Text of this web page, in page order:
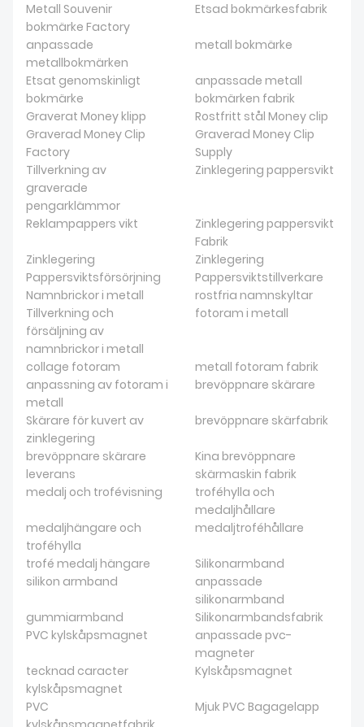
Metall Souvenir
bokmärke Factory
Etsad bokmärkesfabrik
anpassade
metallbokmärken
metall bokmärke
Etsat genomskinligt
bokmärke
anpassade metall
bokmärken fabrik
Graverat Money klipp
Rostfritt stål Money clip
Graverad Money Clip
Factory
Graverad Money Clip
Supply
Tillverkning av
graverade
pengarklämmor
Zinklegering pappersvikt
Reklampappers vikt
Zinklegering pappersvikt
Fabrik
Zinklegering
Pappersviktsförsörjning
Zinklegering
Pappersviktstillverkare
Namnbrickor i metall
rostfria namnskyltar
Tillverkning och
försäljning av
namnbrickor i metall
fotoram i metall
collage fotoram
metall fotoram fabrik
anpassning av fotoram i
metall
brevöppnare skärare
Skärare för kuvert av
zinklegering
brevöppnare skärfabrik
brevöppnare skärare
leverans
Kina brevöppnare
skärmaskin fabrik
medalj och trofévisning
troféhylla och
medaljhållare
medaljhängare och
troféhylla
medaljtroféhållare
trofé medalj hängare
Silikonarmband
silikon armband
anpassade
silikonarmband
gummiarmband
Silikonarmbandsfabrik
PVC kylskåpsmagnet
anpassade pvc-
magneter
tecknad caracter
kylskåpsmagnet
Kylskåpsmagnet
PVC
Mjuk PVC Bagagelapp